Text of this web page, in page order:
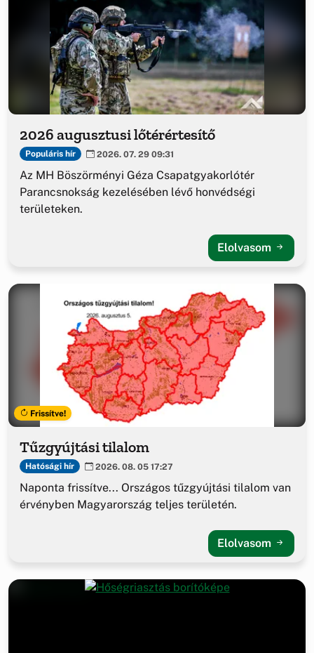
2026 augusztusi lőtérértesítő
Populáris hír 2026. 07. 29 09:31
Az MH Böszörményi Géza Csapatgyakorlótér
Parancsnokság kezelésében lévő honvédségi
területeken.
Elolvasom
Frissítve!
Tűzgyújtási tilalom
Hatósági hír 2026. 08. 05 17:27
Naponta frissítve... Országos tűzgyújtási tilalom van
érvényben Magyarország teljes területén.
Elolvasom